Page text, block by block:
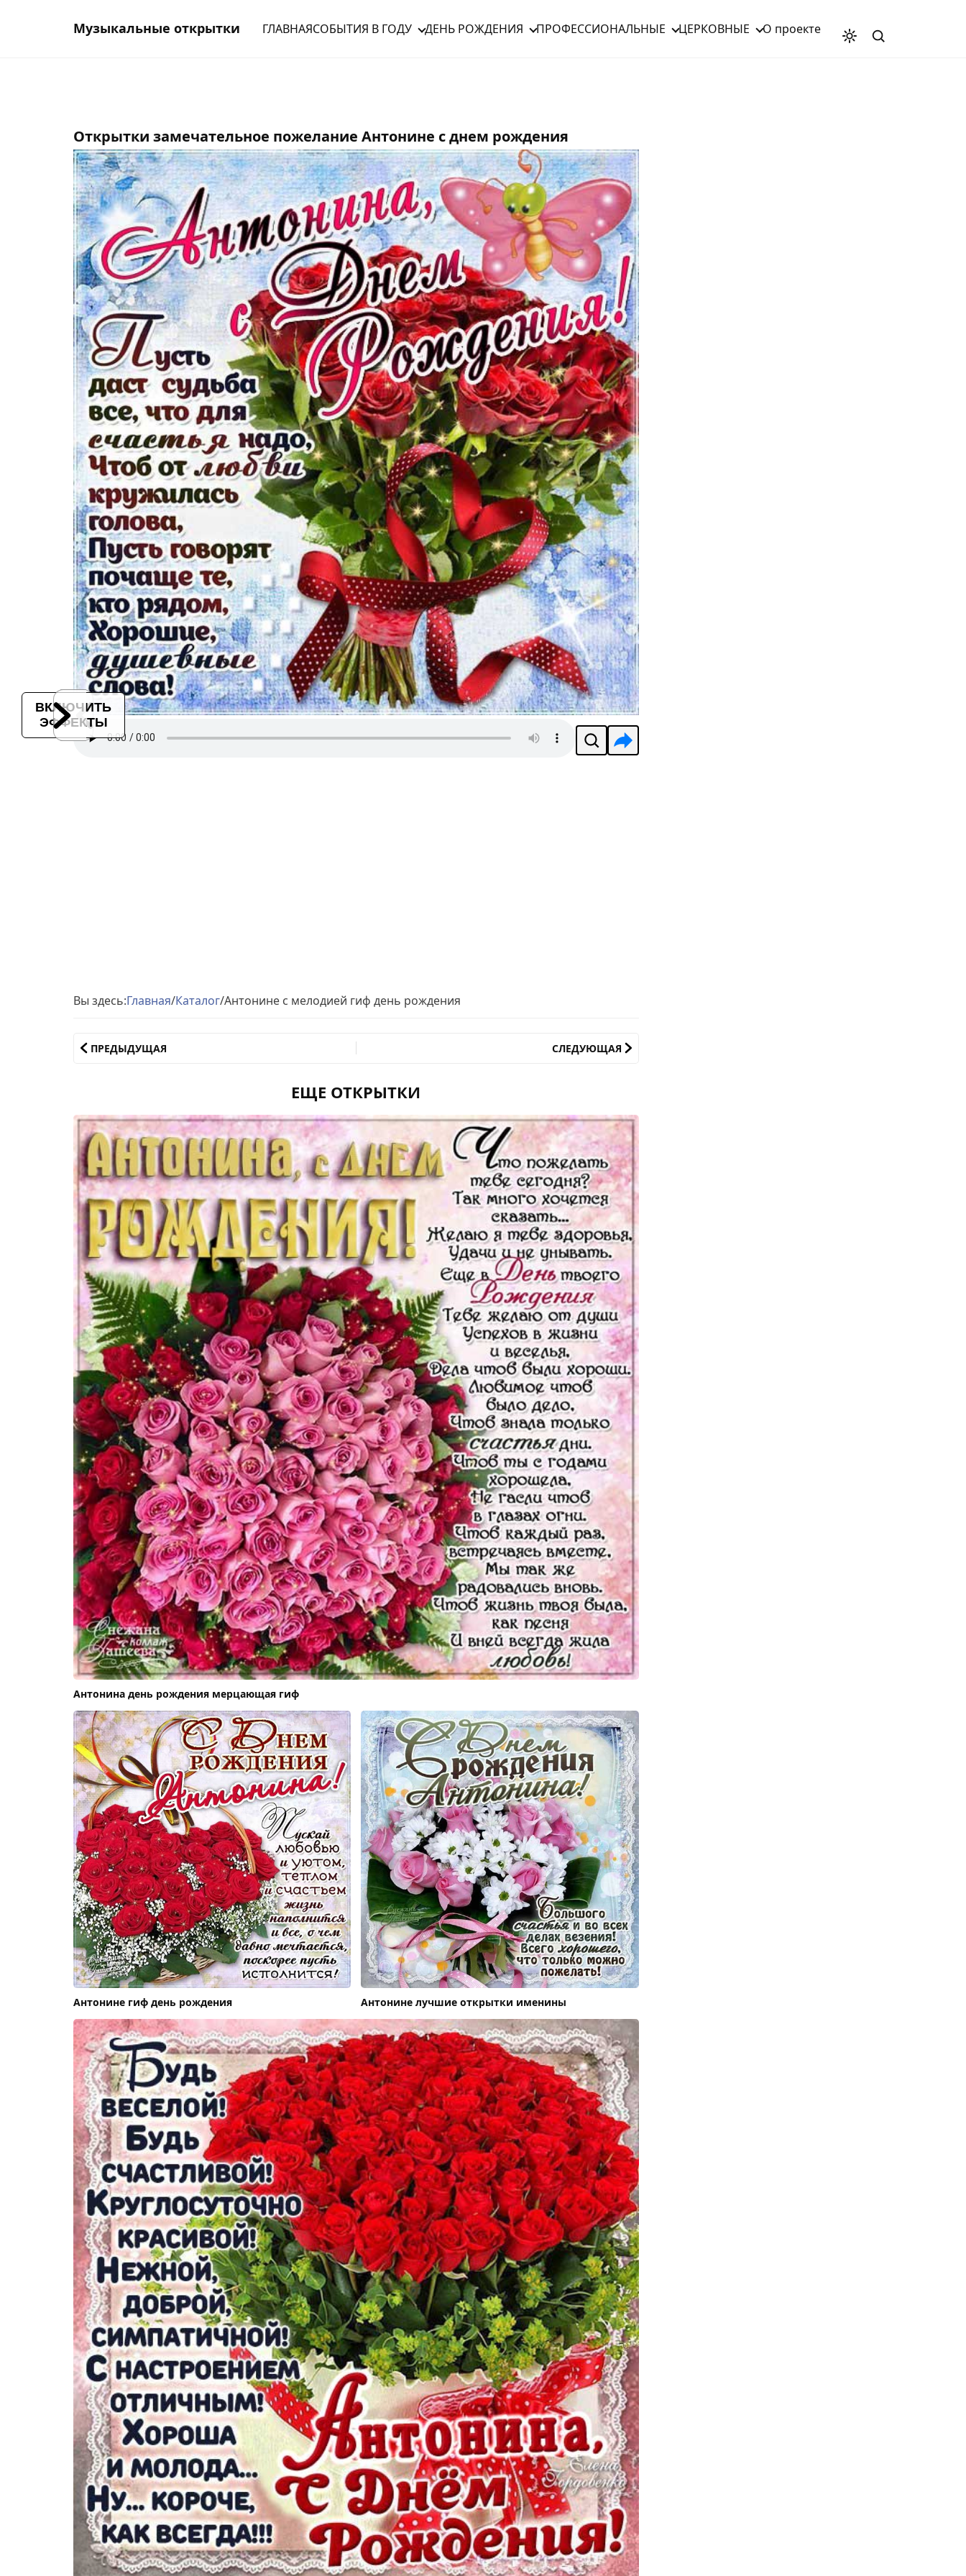
Музыкальные открытки ГЛАВНАЯСОБЫТИЯ В ГОДУ ДЕНЬ РОЖДЕНИЯ ПРОФЕССИОНАЛЬНЫЕ ЦЕРКОВНЫЕ О проекте
Открытки замечательное пожелание Антонине с днем рождения
ВКЛЮЧИТЬ
ЭФФЕКТЫ
Вы здесь:Главная/Каталог/Антонине с мелодией гиф день рождения
ПРЕДЫДУЩАЯ СЛЕДУЮЩАЯ
ЕЩЕ ОТКРЫТКИ
Антонина день рождения мерцающая гиф
Антонине гиф день рождения Антонине лучшие открытки именины